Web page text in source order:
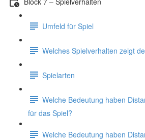
Umfeld für Spiel
Welches Spielverhalten zeigt
Spielarten
Welche Bedeutung haben
für das Spiel?
Welche Bedeutung haben